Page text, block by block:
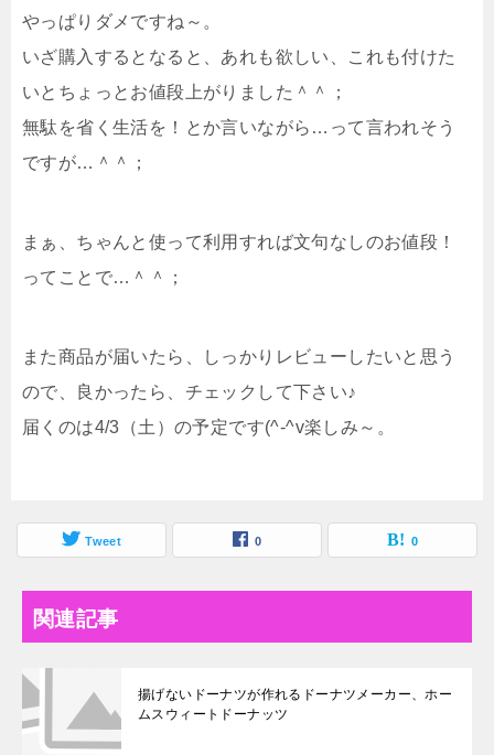
やっぱりダメですね～。
いざ購入するとなると、あれも欲しい、これも付けた
いとちょっとお値段上がりました＾＾；
無駄を省く生活を！とか言いながら…って言われそう
ですが…＾＾；
まぁ、ちゃんと使って利用すれば文句なしのお値段！
ってことで…＾＾；
また商品が届いたら、しっかりレビューしたいと思う
ので、良かったら、チェックして下さい♪
届くのは4/3（土）の予定です(^-^v楽しみ～。
Tweet 0 0
関連記事
揚げないドーナツが作れるドーナツメーカー、ホー
ムスウィートドーナッツ